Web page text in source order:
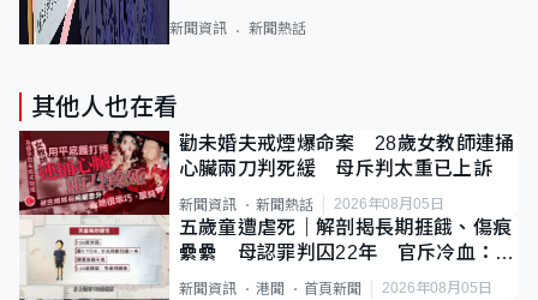
新聞資訊 新聞熱話
其他人也在看
勸未婚夫戒煙爆命案 28歲女教師連捅
心臟兩刀判死緩 母斥判太重已上訴
新聞資訊 新聞熱話 2026年08月05日
五歲童遭虐死｜解剖揭長期捱餓、傷痕
纍纍 母認罪判囚22年 官斥冷血：同
類案最惡劣
新聞資訊 港聞 首頁新聞 2026年08月05日